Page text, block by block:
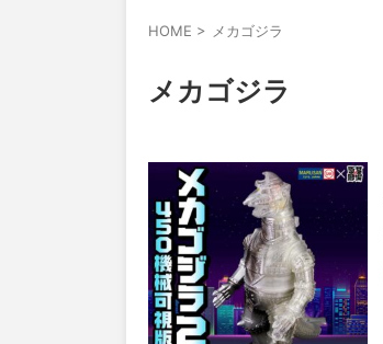
HOME > メカゴジラ
メカゴジラ